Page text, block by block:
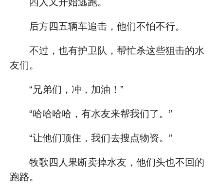
后方四五辆车追击，他们不怕不行。
不过，也有护卫队，帮忙杀这些狙击的水
友们。
“兄弟们，冲，加油！”
“哈哈哈哈，有水友来帮我们了。”
“让他们顶住，我们去搜点物资。”
牧歌四人果断卖掉水友，他们头也不回的
跑路。